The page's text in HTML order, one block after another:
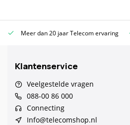
Meer dan 20 jaar Telecom ervaring
Klantenservice
Veelgestelde vragen
088-00 86 000
Connecting
Info@telecomshop.nl